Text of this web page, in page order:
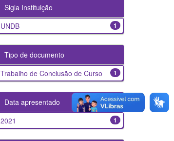
Sigla Instituição
1
UNDB
Tipo de documento
1
Trabalho de Conclusão de Curso
Data apresentado
1
2021